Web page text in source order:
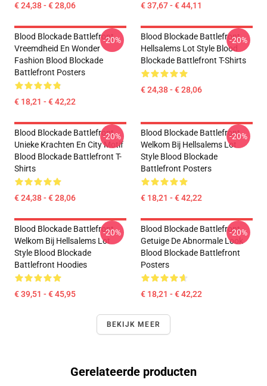
€ 24,38 - € 28,06 € 37,67 - € 44,11
Blood Blockade Battlefront
Vreemdheid En Wonder
Fashion Blood Blockade
Battlefront Posters
€ 18,21 - € 42,22
-20%
Blood Blockade Battlefront
Hellsalems Lot Style Blood
Blockade Battlefront T-Shirts
€ 24,38 - € 28,06
-20%
Blood Blockade Battlefront
Unieke Krachten En City Motif
Blood Blockade Battlefront T-
Shirts
€ 24,38 - € 28,06
-20%
Blood Blockade Battlefront
Welkom Bij Hellsalems Lot
Style Blood Blockade
Battlefront Posters
€ 18,21 - € 42,22
-20%
Blood Blockade Battlefront
Welkom Bij Hellsalems Lot
Style Blood Blockade
Battlefront Hoodies
€ 39,51 - € 45,95
-20%
Blood Blockade Battlefront
Getuige De Abnormale Look
Blood Blockade Battlefront
Posters
€ 18,21 - € 42,22
-20%
BEKIJK MEER
Gerelateerde producten